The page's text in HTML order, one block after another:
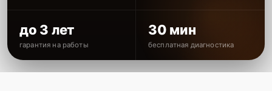
до 3 лет
гарантия на работы
30 мин
бесплатная диагностика